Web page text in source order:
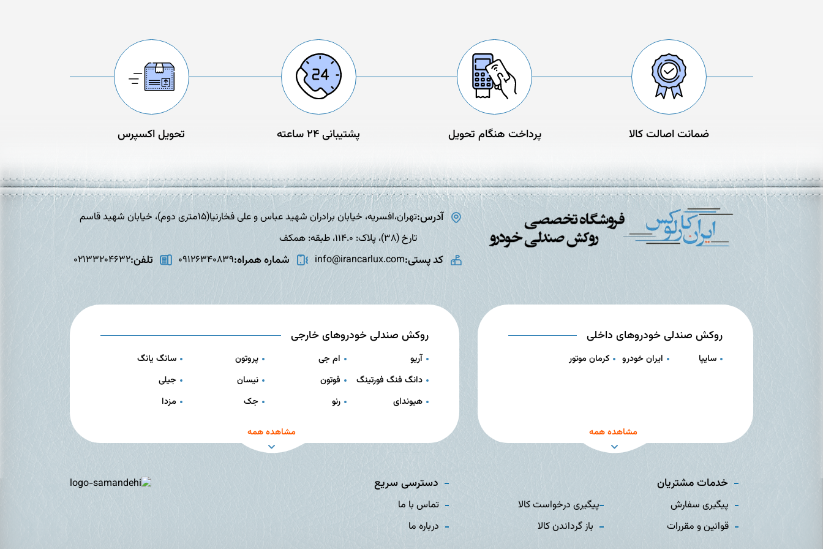
ضمانت اصالت کالا پرداخت هنگام تحویل پشتیبانی 24 ساعته تحویل اکسپرس
آدرس:
تهران،افسریه، خیابان برادران شهید عباس و علی فخارنیا(15متری دوم)، خیابان شهید قاسم
تارخ (38)، پلاک: 114.0، طبقه: همکف
کد پستی:info@irancarlux.com شماره همراه:09126340839 تلفن:02133204632
روکش صندلی خودروهای داخلی
سایپا ایران خودرو کرمان موتور
مشاهده همه
روکش صندلی خودروهای خارجی
آریو ام جی پروتون
سانگ یانگ
دانگ فنگ فورتینگ
فوتون نیسان
جیلی
هیوندای
رنو جک مزدا
مشاهده همه
خدمات مشتریان
پیگیری سفارش
قوانین و مقررات
پیگیری درخواست کالا
باز گرداندن کالا
دسترسی سریع
تماس با ما
درباره ما